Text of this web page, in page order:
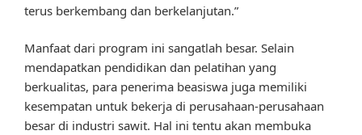
terus berkembang dan berkelanjutan.”
Manfaat dari program ini sangatlah besar. Selain
mendapatkan pendidikan dan pelatihan yang
berkualitas, para penerima beasiswa juga memiliki
kesempatan untuk bekerja di perusahaan-perusahaan
besar di industri sawit. Hal ini tentu akan membuka